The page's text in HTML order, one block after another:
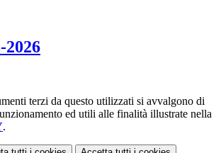
2026
terzi da questo utilizzati si avvalgono di
ed utili alle finalità illustrate nella
.